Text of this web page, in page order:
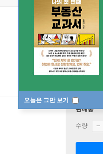
오늘은 그만 보기
판매중
수량